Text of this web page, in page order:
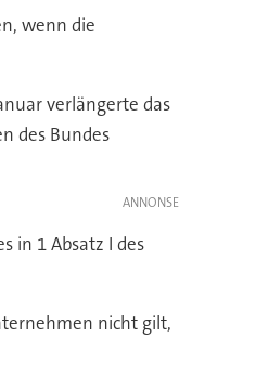
wenn die
verlängerte das
des Bundes
in 1 Absatz I des
nicht gilt,